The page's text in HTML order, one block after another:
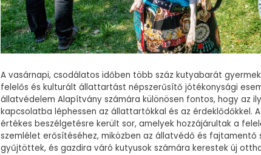
A vasárnapi, csodálatos időben több száz kutyabarát
felelős és kulturált állattartást népszerűsítő jótékonysági
állatvédelem Alapítvány számára különösen fontos, hogy az
kapcsolatba léphessen az állattartókkal és az érdeklődőkkel.
értékes beszélgetésre került sor, amelyek hozzájárultak a
szemlélet erősítéséhez, miközben az állatvédő és
gyűjtöttek, és gazdira váró kutyusok számára kerestek új